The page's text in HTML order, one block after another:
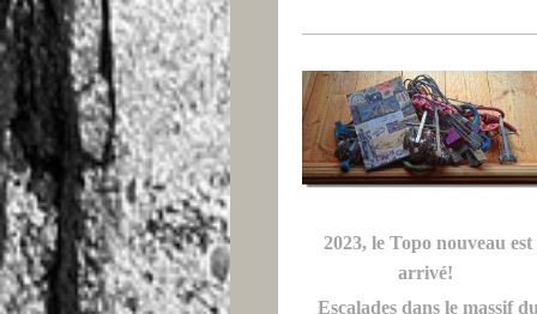
2023, le Topo nouveau est
arrivé!
Escalades dans le massif